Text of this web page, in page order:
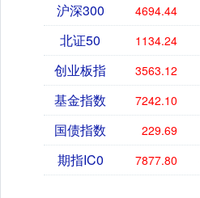
沪深300 4694.44
北证50 1134.24
创业板指 3563.12
基金指数 7242.10
国债指数 229.69
期指IC0 7877.80